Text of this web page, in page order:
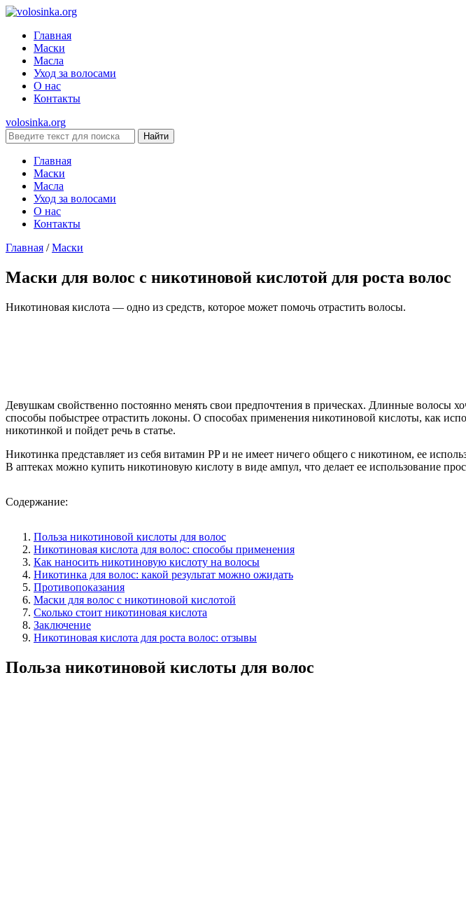
Главная
Маски
Масла
Уход за волосами
О нас
Контакты
volosinka.org
Главная
Маски
Масла
Уход за волосами
О нас
Контакты
Главная /Маски
Маски для волос с никотиновой кислотой для роста волос
Никотиновая кислота — одно из средств, которое может помочь отрастить волосы.
Девушкам свойственно постоянно менять свои предпочтения в прическах. Длинные волосы
способы побыстрее отрастить локоны. О способах применения никотиновой кислоты, как
никотинкой и пойдет речь в статье.
Никотинка представляет из себя витамин PP и не имеет ничего общего с никотином, ее
В аптеках можно купить никотиновую кислоту в виде ампул, что делает ее использование
Содержание:
Польза никотиновой кислоты для волос
Никотиновая кислота для волос: способы применения
Как наносить никотиновую кислоту на волосы
Никотинка для волос: какой результат можно ожидать
Противопоказания
Маски для волос с никотиновой кислотой
Сколько стоит никотиновая кислота
Заключение
Никотиновая кислота для роста волос: отзывы
Польза никотиновой кислоты для волос